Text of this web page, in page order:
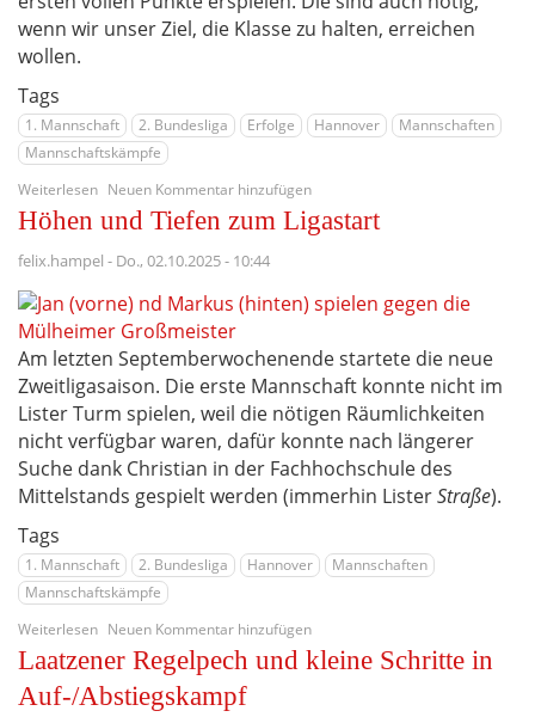
wenn wir unser Ziel, die Klasse zu halten, erreichen
wollen.
Tags
1. Mannschaft 2. Bundesliga Erfolge Hannover
Mannschaften
Mannschaftskämpfe
Weiterlesen über
Ende
der
Neuen Kommentar hinzufügen
Höhen und Tiefen zum Ligastart
felix.hampel - Do., 02.10.2025 - 10:44
Am letzten Septemberwochenende startete die neue
Zweitligasaison. Die erste Mannschaft konnte nicht im
Lister Turm spielen, weil die nötigen Räumlichkeiten
nicht verfügbar waren, dafür konnte nach längerer
Suche dank Christian in der Fachhochschule des
Mittelstands gespielt werden (immerhin ListerStraße).
Tags
1. Mannschaft 2. Bundesliga Hannover
Mannschaften
Mannschaftskämpfe
Weiterlesen über
und
Tiefen
zum
Neuen Kommentar hinzufügen
Laatzener Regelpech und kleine Schritte in
Auf-/Abstiegskampf